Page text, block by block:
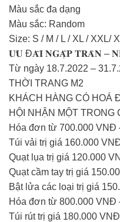
Màu sắc đa dạng
Màu sắc: Random
Size: S / M / L / XL / XXL/
𝐔̛𝐔 Đ𝐀̃𝐈 𝐍𝐆𝐀̣̂𝐏 𝐓𝐑𝐀̀𝐍 –
Từ ngày 18.7.2022 –
THỜI TRANG M2
KHÁCH HÀNG CÓ HOÁ
HỘI NHẬN MỘT TRONG
Hóa đơn từ 700.000 VNĐ
Túi vải trị giá 160.000
Quạt lụa trị giá 120.000
Quạt cầm tay trị giá
Bật lửa các loại trị giá
Hóa đơn từ 800.000 VNĐ
Túi rút trị giá 180.000 VNĐ